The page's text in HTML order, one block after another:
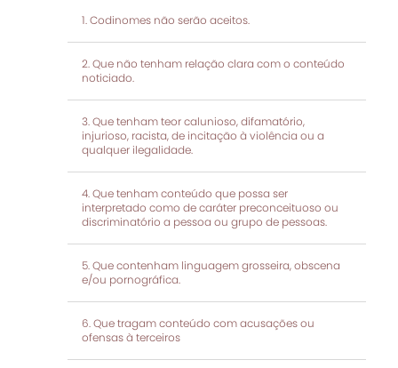
Codinomes não serão aceitos.
Que não tenham relação clara com o conteúdo
noticiado.
Que tenham teor calunioso, difamatório,
injurioso, racista, de incitação à violência ou a
qualquer ilegalidade.
Que tenham conteúdo que possa ser
interpretado como de caráter preconceituoso ou
discriminatório a pessoa ou grupo de pessoas.
Que contenham linguagem grosseira, obscena
e/ou pornográfica.
Que tragam conteúdo com acusações ou
ofensas à terceiros